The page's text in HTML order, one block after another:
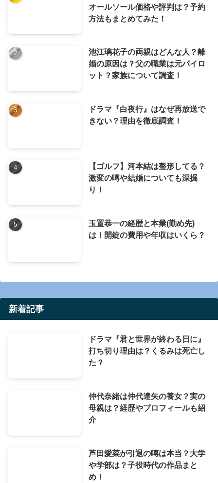
オールソール価格や評判は？予約
方法もまとめてみた！
池江璃花子の両親はどんな人？離
婚の原因は？父の職業は元パイロ
ット？家族について調査！
ドラマ『白夜行』はなぜ再放送で
きない？理由を徹底調査！
【ゴルフ】河本結は整形してる？
激変の噂や結婚についても深掘
り！
玉置恭一の経歴と本業(勤め先)
は！開錠の費用や年収はいくら？
新着記事
ドラマ『君と世界が終わる日に』
打ち切り理由は？くるみは死亡し
た？
仲代奈緒は仲代達矢の養女？実の
母親は？経歴やプロフィールも紹
介
芦田愛菜が引退の噂は本当？大学
や学部は？子役時代の作品まと
め！